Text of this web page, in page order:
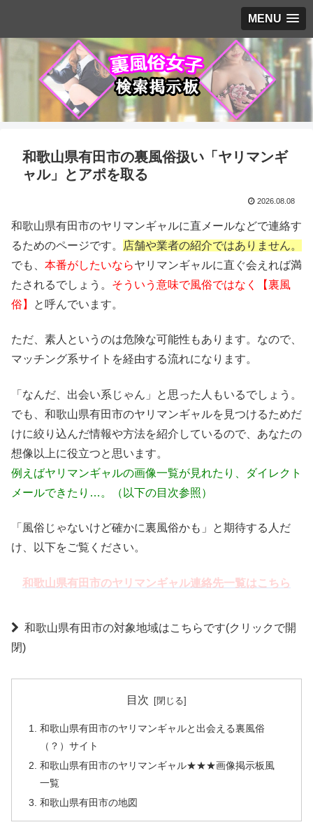
MENU
和歌山県有田市の裏風俗扱い「ヤリマンギ
ャル」とアポを取る
2026.08.08
和歌山県有田市のヤリマンギャルに直メールなどで連絡す
るためのページです。
店舗や業者の紹介ではありません。
でも、 本番がしたいならヤリマンギャルに直ぐ会えれば満
たされるでしょう。 そういう意味で風俗ではなく【裏風
俗】
と呼んでいます。
ただ、素人というのは危険な可能性もあります。なので、
マッチング系サイトを経由する流れになります。
「なんだ、出会い系じゃん」と思った人もいるでしょう。
でも、和歌山県有田市のヤリマンギャルを見つけるためだ
けに絞り込んだ情報や方法を紹介しているので、あなたの
想像以上に役立つと思います。
例えばヤリマンギャルの画像一覧が見れたり、ダイレクト
メールできたり…。（以下の目次参照）
「風俗じゃないけど確かに裏風俗かも」と期待する人だ
け、以下をご覧ください。
和歌山県有田市のヤリマンギャル連絡先一覧はこちら
和歌山県有田市の対象地域はこちらです(クリックで開
閉)
目次
和歌山県有田市のヤリマンギャルと出会える裏風俗
（？）サイト
和歌山県有田市のヤリマンギャル★★★画像掲示板風
一覧
和歌山県有田市の地図